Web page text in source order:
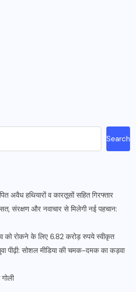
Search
अवैध हथियारों व कारतूसों सहित गिरफ्तार
संरक्षण और नवाचार से मिलेगी नई पहचान:
को रोकने के लिए 6.82 करोड़ रुपये स्वीकृत
पीढ़ी: सोशल मीडिया की चमक-दमक का कड़वा